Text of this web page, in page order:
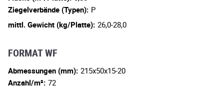
Ziegelverbände (Typen): P
mittl. Gewicht (kg/Platte): 26,0-28,0
FORMAT WF
Abmessungen (mm): 215x50x15-20
Anzahl/m²: 72